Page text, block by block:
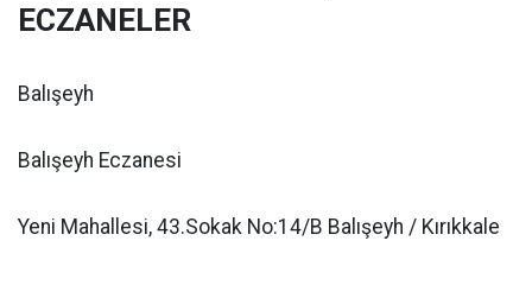
ECZANELER
Balışeyh
Balışeyh Eczanesi
Yeni Mahallesi, 43.Sokak No:14/B Balışeyh / Kırıkkale